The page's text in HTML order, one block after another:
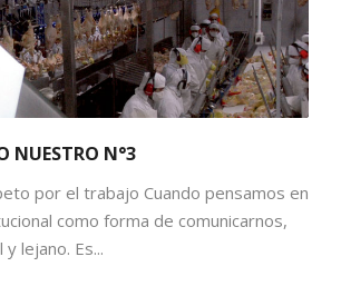
NUESTRO N°3
por el trabajo Cuando pensamos en
como forma de comunicarnos,
lejano. Es...